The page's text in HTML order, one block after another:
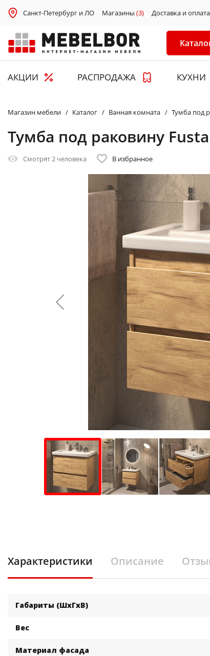
Санкт-Петербург и ЛО Магазины (3) Доставка и оплата
АКЦИИ РАСПРОДАЖА КУХНИ
Магазин мебели Каталог Ванная комната Тумба под
Тумба под раковину
Смотрят2 человека В избранное
Характеристики Описание
Габариты (ШхГхВ)
Вес
Материал фасада